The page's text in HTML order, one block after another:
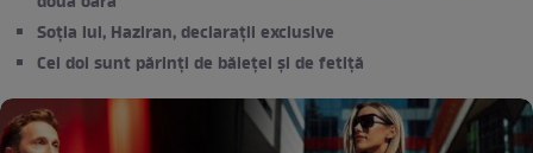
Soția lui, Haziran, declarații exclusive
Cei doi sunt părinți de băiețel și de fetiță